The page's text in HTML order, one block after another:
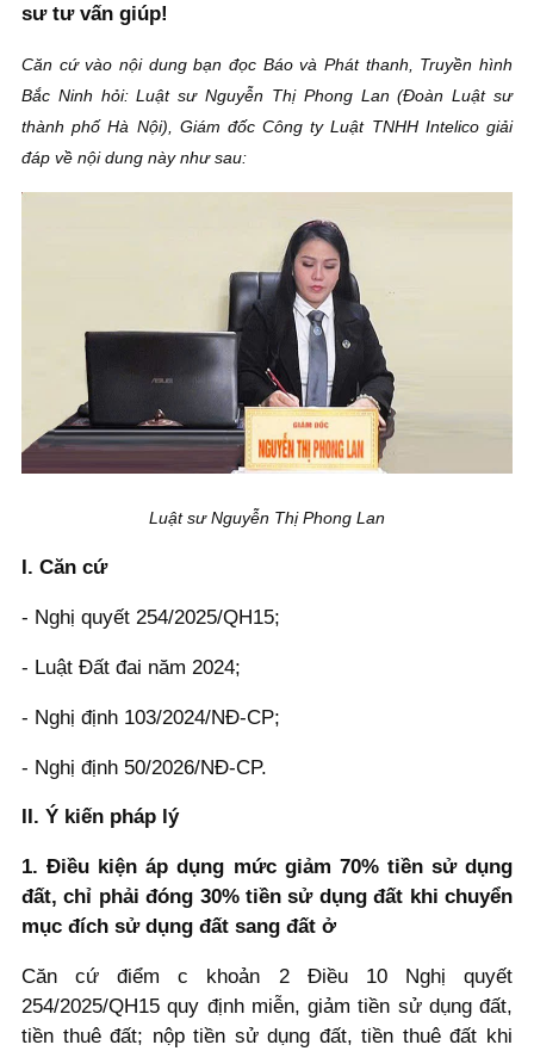
sư tư vấn giúp!
Căn cứ vào nội dung bạn đọc Báo và Phát thanh, Truyền hình
Bắc Ninh hỏi: Luật sư Nguyễn Thị Phong Lan (Đoàn Luật sư
thành phố Hà Nội), Giám đốc Công ty Luật TNHH Intelico giải
đáp về nội dung này như sau:
Luật sư Nguyễn Thị Phong Lan
I. Căn cứ
- Nghị quyết 254/2025/QH15;
- Luật Đất đai năm 2024;
- Nghị định 103/2024/NĐ-CP;
- Nghị định 50/2026/NĐ-CP.
II. Ý kiến pháp lý
1. Điều kiện áp dụng mức giảm 70% tiền sử dụng
đất, chỉ phải đóng 30% tiền sử dụng đất khi chuyển
mục đích sử dụng đất sang đất ở
Căn cứ điểm c khoản 2 Điều 10 Nghị quyết
254/2025/QH15 quy định miễn, giảm tiền sử dụng đất,
tiền thuê đất; nộp tiền sử dụng đất, tiền thuê đất khi